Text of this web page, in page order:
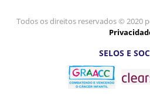
SELOS E
Todos os direitos reservados © 2020